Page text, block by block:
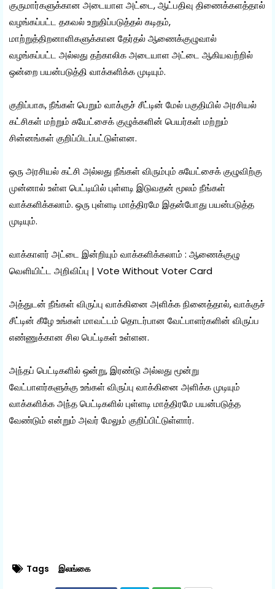
குருமார்களுக்கான அடையாள அட்டை, ஆட்பதிவு திணைக்களத்தால்
வழங்கப்பட்ட தகவல் உறுதிப்படுத்தல் கடிதம்,
மாற்றுத்திறனாளிகளுக்கான தேர்தல் ஆணைக்குழுவால்
வழங்கப்பட்ட அல்லது தற்காலிக அடையாள அட்டை ஆகியவற்றில்
ஒன்றை பயன்படுத்தி வாக்களிக்க முடியும்.
குறிப்பாக, நீங்கள் பெறும் வாக்குச் சீட்டின் மேல் பகுதியில் அரசியல்
கட்சிகள் மற்றும் சுயேட்சைக் குழுக்களின் பெயர்கள் மற்றும்
சின்னங்கள் குறிப்பிடப்பட்டுள்ளன.
ஒரு அரசியல் கட்சி அல்லது நீங்கள் விரும்பும் சுயேட்சைக் குழுவிற்கு
முன்னால் உள்ள பெட்டியில் புள்ளடி இடுவதன் மூலம் நீங்கள்
வாக்களிக்கலாம். ஒரு புள்ளடி மாத்திரமே இதன்போது பயன்படுத்த
முடியும்.
வாக்காளர் அட்டை இன்றியும் வாக்களிக்கலாம் : ஆணைக்குழு
வெளியிட்ட அறிவிப்பு | Vote Without Voter Card
அத்துடன் நீங்கள் விருப்பு வாக்கினை அளிக்க நினைத்தால், வாக்குச்
சீட்டின் கீழே உங்கள் மாவட்டம் தொடர்பான வேட்பாளர்களின் விருப்ப
எண்ணுக்கான சில பெட்டிகள் உள்ளன.
அந்தப் பெட்டிகளில் ஒன்று, இரண்டு அல்லது மூன்று
வேட்பாளர்களுக்கு உங்கள் விருப்பு வாக்கினை அளிக்க முடியும்
வாக்களிக்க அந்த பெட்டிகளில் புள்ளடி மாத்திரமே பயன்படுத்த
வேண்டும் என்றும் அவர் மேலும் குறிப்பிட்டுள்ளார்.
Tags இலங்கை